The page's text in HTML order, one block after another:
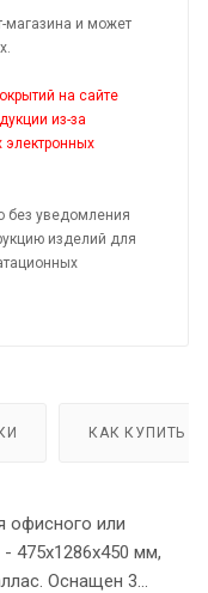
магазина и может
на сайте
из-за
электронных
без уведомления
изделий для
КАК КУПИТЬ
офисного или
475х1286х450 мм,
Оснащен 3